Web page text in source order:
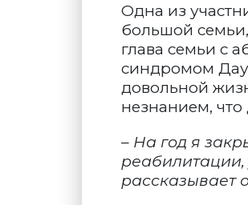
Одна из
большой семьи,
глава семьи с
синдромом
довольной
незнанием, что
– На год я
реабилитации,
рассказывает